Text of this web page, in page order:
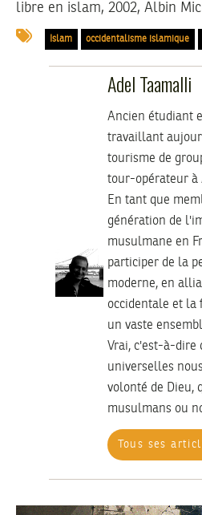
libre en islam, 2002, Albin
Islam occidentalisme islamique
Adel Taamalli
Ancien étudiant
travaillant
tourisme de
tour-opérateur à
En tant que
génération de
musulmane en
participer de la
moderne, en
occidentale et la
un vaste
Vrai, c'est-à-dire
universelles
volonté de Dieu,
musulmans ou
Tous ses